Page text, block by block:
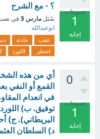
تصويتات
1
إجابة
؟ - مع الشرح
سُئل مارس 3 في
ابوعبدالله
عقب حادثة
اضطر
اللورد
0
تصويتات
1
إجابة
أي من هذه
القمع أو النفي
في انعدام
توفيق. ب)
البريطاني). ج)
د) السلطان